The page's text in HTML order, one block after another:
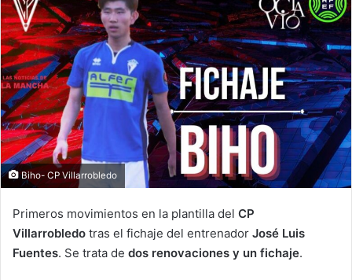
Biho- CP Villarrobledo
Primeros movimientos en la plantilla del CP
Villarrobledo tras el fichaje del entrenador José Luis
Fuentes. Se trata de dos renovaciones y un fichaje.